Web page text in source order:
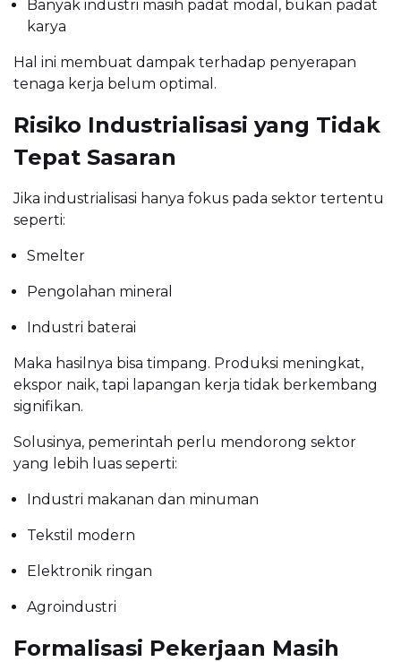
Banyak industri masih padat modal, bukan padat
karya
Hal ini membuat dampak terhadap penyerapan
tenaga kerja belum optimal.
Risiko Industrialisasi yang Tidak
Tepat Sasaran
Jika industrialisasi hanya fokus pada sektor tertentu
seperti:
Smelter
Pengolahan mineral
Industri baterai
Maka hasilnya bisa timpang. Produksi meningkat,
ekspor naik, tapi lapangan kerja tidak berkembang
signifikan.
Solusinya, pemerintah perlu mendorong sektor
yang lebih luas seperti:
Industri makanan dan minuman
Tekstil modern
Elektronik ringan
Agroindustri
Formalisasi Pekerjaan Masih